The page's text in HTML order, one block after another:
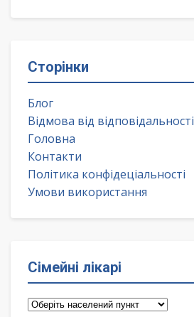
Сторінки
Блог
Відмова від відповідальності
Головна
Контакти
Політика конфідеціальності
Умови використання
Сімейні лікарі
Сімейні